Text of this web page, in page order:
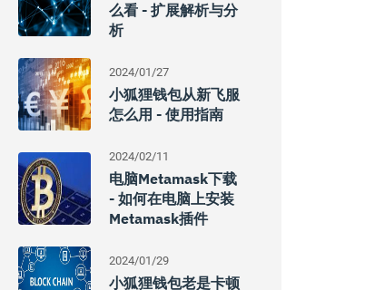
么看 - 扩展解析与分
析
2024/01/27
小狐狸钱包从新飞服
怎么用 - 使用指南
2024/02/11
电脑Metamask下载
- 如何在电脑上安装
Metamask插件
2024/01/29
小狐狸钱包老是卡顿